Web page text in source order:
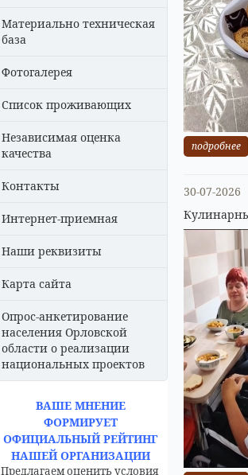
Материально техническая
база
Фотогалерея
Список проживающих
Независимая оценка
качества
Контакты
Интернет-приемная
Наши реквизиты
Карта сайта
Опрос-анкетирование
населения Орловской
области о реализации
национальных проектов
ВАШЕ МНЕНИЕ
ФОРМИРУЕТ
ОФИЦИАЛЬНЫЙ РЕЙТИНГ
НАШЕЙ ОРГАНИЗАЦИИ
Предлагаем оценить условия
подробнее
30-07-2026